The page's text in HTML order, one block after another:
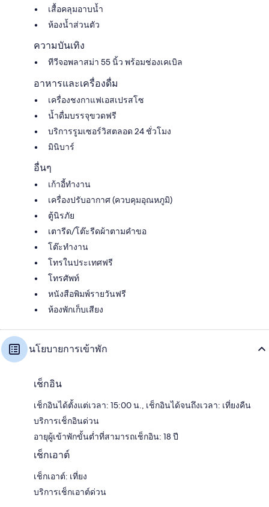
เสื้อคลุมอาบน้ำ
ห้องน้ำส่วนตัว
ความบันเทิง
ทีวีจอพลาสม่า 55 นิ้ว พร้อมช่องเคเบิล
อาหารและเครื่องดื่ม
เครื่องชงกาแฟเอสเปรสโซ
น้ำดื่มบรรจุขวดฟรี
บริการรูมเซอร์วิสตลอด 24 ชั่วโมง
มินิบาร์
อื่นๆ
เก้าอี้ทำงาน
เครื่องปรับอากาศ (ควบคุมอุณหภูมิ)
ตู้นิรภัย
เตารีด/โต๊ะรีดผ้าตามคำขอ
โต๊ะทำงาน
โทรในประเทศฟรี
โทรศัพท์
หนังสือพิมพ์รายวันฟรี
ห้องพักเก็บเสียง
นโยบายการเข้าพัก
เช็กอิน
เช็กอินได้ตั้งแต่เวลา: 15:00 น., เช็กอินได้จนถึงเวลา: เที่ยงคืน
บริการเช็กอินด่วน
อายุผู้เข้าพักขั้นต่ำที่สามารถเช็กอิน: 18 ปี
เช็กเอาต์
เช็กเอาต์: เที่ยง
บริการเช็กเอาต์ด่วน